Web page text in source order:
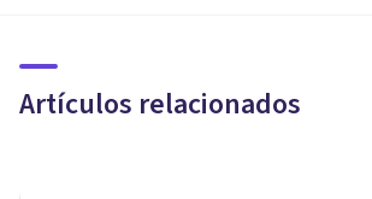
Artículos relacionados
de nuestras emociones»